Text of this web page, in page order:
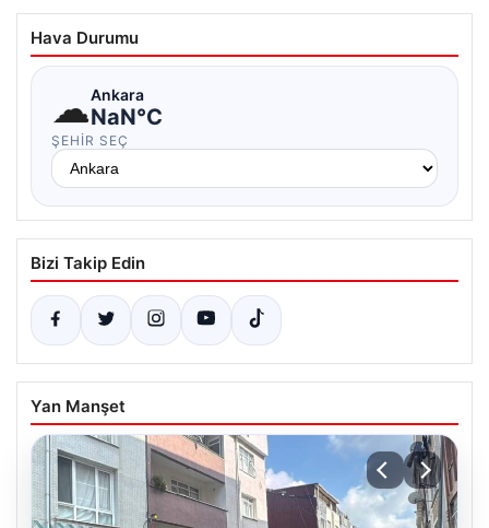
Hava Durumu
☁Ankara
NaN°C
ŞEHIR SEÇ
Bizi Takip Edin
Yan Manşet